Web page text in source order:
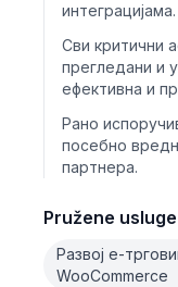
интеграцијама.
Сви критични
прегледани и
ефективна и
Рано
посебно
партнера.
Pružene usluge
Развој е-
WooCommerce